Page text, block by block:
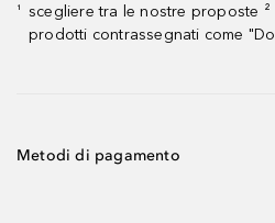
¹
scegliere tra le nostre proposte
prodotti contrassegnati come
Metodi di pagamento